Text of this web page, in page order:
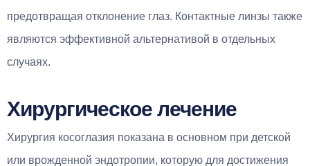
предотвращая отклонение глаз. Контактные линзы также
являются эффективной альтернативой в отдельных
случаях.
Хирургическое лечение
Хирургия косоглазия показана в основном при детской
или врожденной эндотропии, которую для достижения